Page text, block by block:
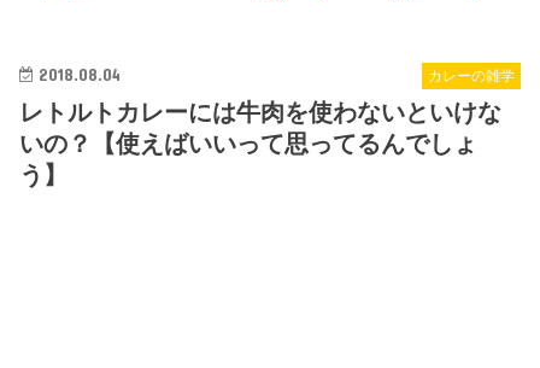
カレーの雑学
2018.08.04
レトルトカレーには牛肉を使わないといけな
いの？【使えばいいって思ってるんでしょ
う】